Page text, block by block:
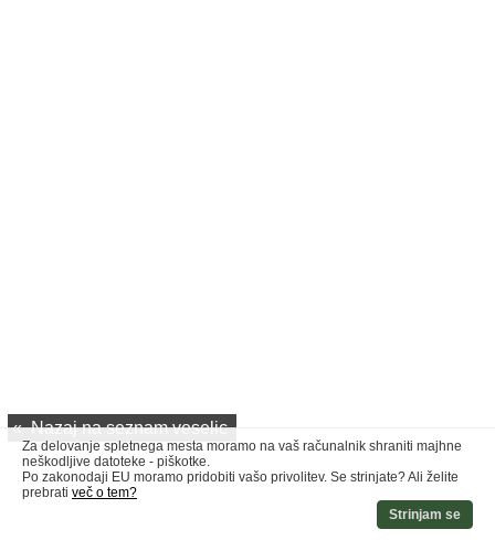
« Nazaj na seznam veselic
Za delovanje spletnega mesta moramo na vaš računalnik shraniti majhne
neškodljive datoteke - piškotke.
Po zakonodaji EU moramo pridobiti vašo privolitev. Se strinjate? Ali želite
prebrati več o tem?
Strinjam se